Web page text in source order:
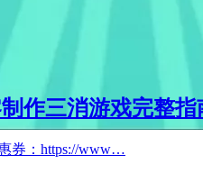
作三消游戏完整指
券：https://www…